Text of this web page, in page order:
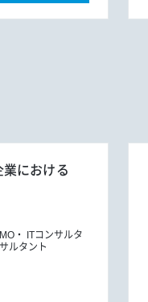
における
ITコンサルタ
ルタント